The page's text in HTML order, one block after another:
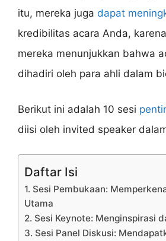
itu, mereka juga dapat
kredibilitas acara Anda,
mereka menunjukkan bahwa
dihadiri oleh para ahli dalam
Berikut ini adalah 10 sesi
diisi oleh invited speaker
Daftar Isi
1. Sesi Pembukaan:
Utama
2. Sesi Keynote: Menginspirasi
3. Sesi Panel Diskusi: